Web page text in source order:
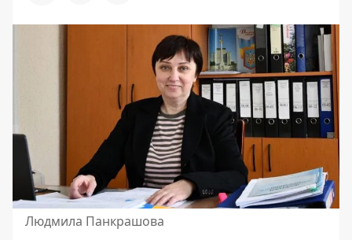
Людмила Панкрашова